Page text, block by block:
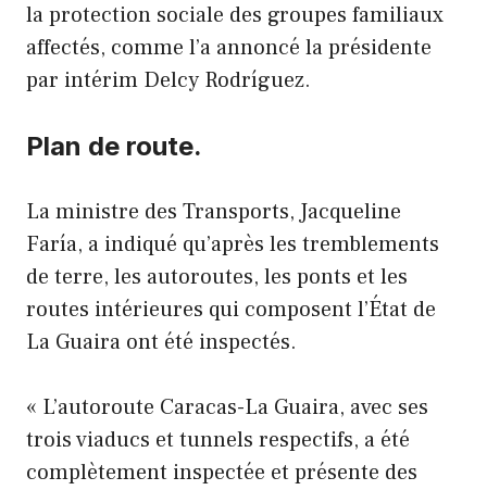
la protection sociale des groupes familiaux
affectés, comme l’a annoncé la présidente
par intérim Delcy Rodríguez.
Plan de route.
La ministre des Transports, Jacqueline
Faría, a indiqué qu’après les tremblements
de terre, les autoroutes, les ponts et les
routes intérieures qui composent l’État de
La Guaira ont été inspectés.
« L’autoroute Caracas-La Guaira, avec ses
trois viaducs et tunnels respectifs, a été
complètement inspectée et présente des